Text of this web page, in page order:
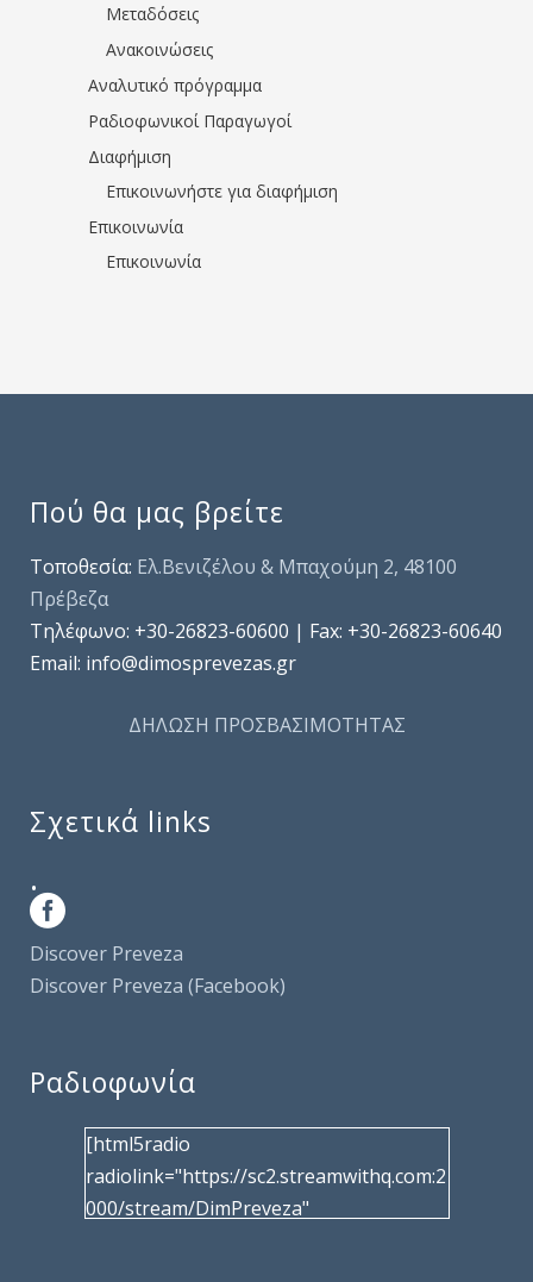
Μεταδόσεις
Ανακοινώσεις
Αναλυτικό πρόγραμμα
Ραδιοφωνικοί Παραγωγοί
Διαφήμιση
Επικοινωνήστε για διαφήμιση
Επικοινωνία
Επικοινωνία
Πού θα μας βρείτε
Τοποθεσία: Ελ.Βενιζέλου & Μπαχούμη 2, 48100
Πρέβεζα
Τηλέφωνo: +30-26823-60600 | Fax: +30-26823-60640
Email: info@dimosprevezas.gr
ΔΗΛΩΣΗ ΠΡΟΣΒΑΣΙΜΟΤΗΤΑΣ
Σχετικά links
.
Discover Preveza
Discover Preveza (Facebook)
Ραδιοφωνία
[html5radio
radiolink="https://sc2.streamwithq.com:2
000/stream/DimPreveza"